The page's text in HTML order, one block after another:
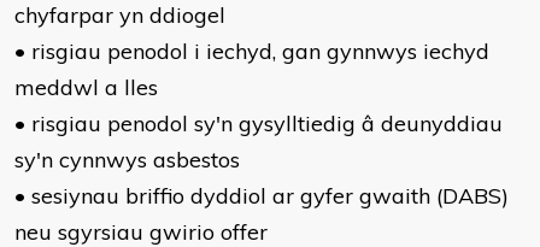
chyfarpar yn ddiogel
• risgiau penodol i iechyd, gan gynnwys iechyd
meddwl a lles
• risgiau penodol sy'n gysylltiedig â deunyddiau
sy'n cynnwys asbestos
• sesiynau briffio dyddiol ar gyfer gwaith (DABS)
neu sgyrsiau gwirio offer